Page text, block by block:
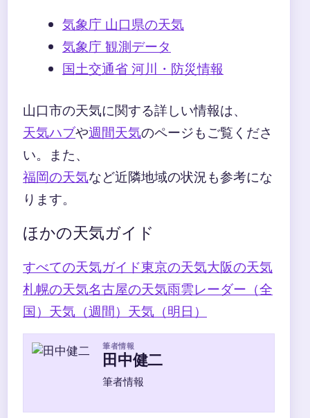
気象庁 山口県の天気
気象庁 観測データ
国土交通省 河川・防災情報
山口市の天気に関する詳しい情報は、
天気ハブや週間天気のページもご覧くださ
い。また、
福岡の天気など近隣地域の状況も参考にな
ります。
ほかの天気ガイド
すべての天気ガイド東京の天気大阪の天気
札幌の天気名古屋の天気雨雲レーダー（全
国） 天気（週間） 天気（明日）
筆者情報
田中健二
筆者情報